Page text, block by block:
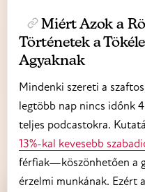
Miért Azok a
Történetek a
Agyaknak
Mindenki szereti a
legtöbb nap nincs időnk
teljes podcastokra.
13%-kal kevesebb
férfiak—köszönhetően a
érzelmi munkának. Ezért a